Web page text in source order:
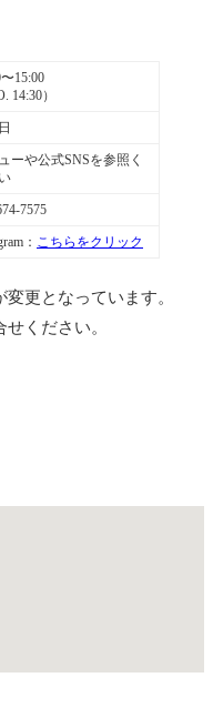
15:00
14:30）
ーや公式SNSを参照く
7575
： こちらをクリック
更となっています。
ください。